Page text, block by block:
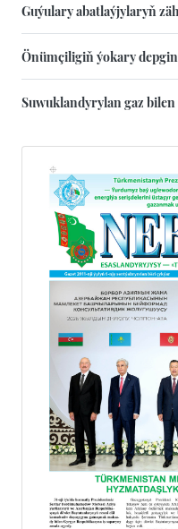
Guýulary abatlaýjylaryň
Önümçiligiň ýokary
Suwuklandyrylan gaz